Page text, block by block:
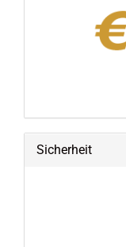
Sicherheit